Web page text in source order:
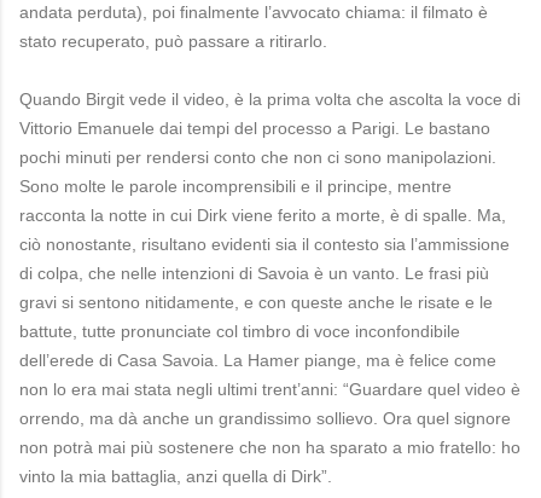
andata perduta), poi finalmente l’avvocato chiama: il filmato è
stato recuperato, può passare a ritirarlo.
Quando Birgit vede il video, è la prima volta che ascolta la voce di
Vittorio Emanuele dai tempi del processo a Parigi. Le bastano
pochi minuti per rendersi conto che non ci sono manipolazioni.
Sono molte le parole incomprensibili e il principe, mentre
racconta la notte in cui Dirk viene ferito a morte, è di spalle. Ma,
ciò nonostante, risultano evidenti sia il contesto sia l’ammissione
di colpa, che nelle intenzioni di Savoia è un vanto. Le frasi più
gravi si sentono nitidamente, e con queste anche le risate e le
battute, tutte pronunciate col timbro di voce inconfondibile
dell’erede di Casa Savoia. La Hamer piange, ma è felice come
non lo era mai stata negli ultimi trent’anni: “Guardare quel video è
orrendo, ma dà anche un grandissimo sollievo. Ora quel signore
non potrà mai più sostenere che non ha sparato a mio fratello: ho
vinto la mia battaglia, anzi quella di Dirk”.